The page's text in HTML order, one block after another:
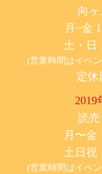
向
月~金
土・日
(営業時間はイベ
定休
2019
読
月〜金
土日祝
(営業時間はイベ